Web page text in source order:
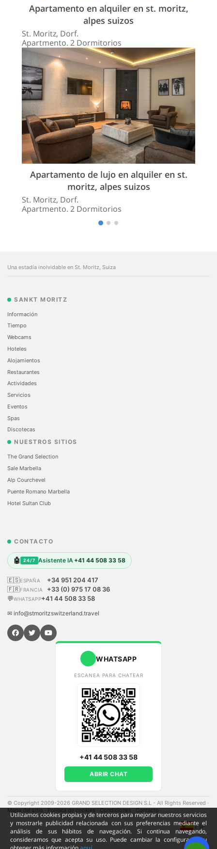
Apartamento en alquiler en st. moritz,
alpes suizos
St. Moritz, Dorf.
Apartmento. 2 Dormitorios
Apartamento de lujo en alquiler en st.
moritz, alpes suizos
St. Moritz, Dorf.
Apartmento. 2 Dormitorios
Utilizamos cookies propias y de terceros para mejorar nuestros servicios
y mostrarle publicidad relacionada con sus preferencias mediante el
análisis de sus hábitos de navegación. Si continua navegando,
consideramos que acepta su uso. Puede cambiar la configuración u
Una estadía inolvidable en St. Moritz, Suiza
SANKT MORITZ
Información
Tiempo
Webcams
Hoteles
Alojamientos
Restaurantes
Actividades
Servicios
Eventos
Spas
Discotecas
NUESTROS SITIOS
The Grand Selection
Sale Marbella
Alp Courchevel
Puente Romano Marbella
Hotel Sultan Club
CONTACTO
🤖 24/7 Asistente IA +41 44 508 33 58
🇪🇸ESPAÑA
+34 951 204 417
🇫🇷FRANCIA
+33 (0) 975 17 08 36
💬WHATSAPP+41 44 508 33 58
✉ info@stmoritzswitzerland.travel
WHATSAPP
ESCANEA PARA CHATEAR
+41 44 508 33 58
ABRIR CHAT
© Copyright 2009-2026 GRAND SELECTION DESIGN S.L - All Rights Reserved ·
Mapa del sitio
Política de cookies Condiciones Contacto
ESP